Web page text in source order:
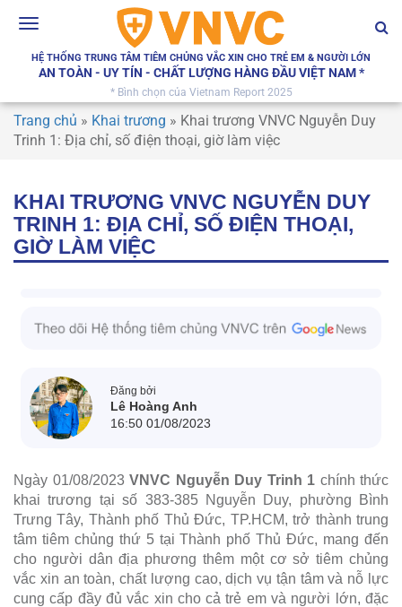
Toggle
HỆ THỐNG TRUNG TÂM TIÊM CHỦNG VẮC XIN CHO TRẺ EM & NGƯỜI LỚN
AN TOÀN - UY TÍN - CHẤT LƯỢNG HÀNG ĐẦU VIỆT NAM *
* Bình chọn của Vietnam Report 2025
Trang chủ » Khai trương » Khai trương VNVC Nguyễn Duy
Trinh 1: Địa chỉ, số điện thoại, giờ làm việc
KHAI TRƯƠNG VNVC NGUYỄN DUY
TRINH 1: ĐỊA CHỈ, SỐ ĐIỆN THOẠI,
GIỜ LÀM VIỆC
Đăng bởi
Lê Hoàng Anh
16:50 01/08/2023
Ngày 01/08/2023 VNVC Nguyễn Duy Trinh 1 chính thức
khai trương tại số 383-385 Nguyễn Duy, phường Bình
Trưng Tây, Thành phố Thủ Đức, TP.HCM, trở thành trung
tâm tiêm chủng thứ 5 tại Thành phố Thủ Đức, mang đến
cho người dân địa phương thêm một cơ sở tiêm chủng
vắc xin an toàn, chất lượng cao, dịch vụ tận tâm và nỗ lực
cung cấp đầy đủ vắc xin cho cả trẻ em và người lớn, đặc